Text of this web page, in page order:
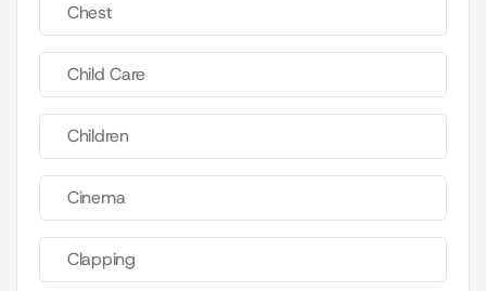
Chest
Child Care
Children
Cinema
Clapping